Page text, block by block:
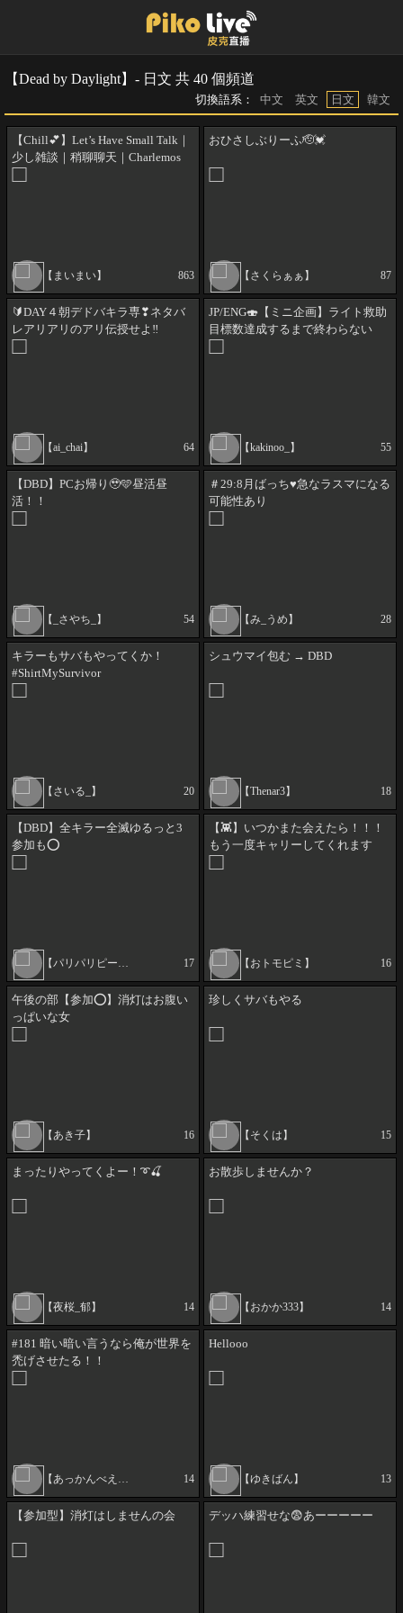
【Dead by Daylight】- 日文 共 40 個頻道
切換語系： 中文 英文 日文 韓文
【Chill💕】Let’s Have Small Talk｜
少し雑談｜稍聊聊天｜Charlemos
【まいまい】 863
おひさしぶりーふ🫡💓
【さくらぁぁ】 87
🔰DAY４朝デドバキラ専❣ネタバ
レアリアリのアリ伝授せよ‼
【ai_chai】 64
JP/ENG🍣【ミニ企画】ライト救助
目標数達成するまで終わらない
【kakinoo_】 55
【DBD】PCお帰り🥹🩵昼活昼
活！！
【_さやち_】 54
＃29:8月ばっち♥️急なラスマになる
可能性あり
【み_うめ】 28
キラーもサバもやってくか！
#ShirtMySurvivor
【さいる_】 20
シュウマイ包む → DBD
【Thenar3】 18
【DBD】全キラー全滅ゆるっと3
参加も⭕
【パリパリピーマン】 17
【👾】いつかまた会えたら！！！
もう一度キャリーしてくれます
【おトモピミ】 16
午後の部【参加⭕】消灯はお腹い
っぱいな女
【あき子】 16
珍しくサバもやる
【そくは】 15
まったりやってくよー！➰🍒
【夜桜_郁】 14
お散歩しませんか？
【おかか333】 14
#181 暗い暗い言うなら俺が世界を
禿げさせたる！！
【あっかんべえーだ】 14
Hellooo
【ゆきばん】 13
【参加型】消灯はしませんの会 デッハ練習せな😨あーーーーー